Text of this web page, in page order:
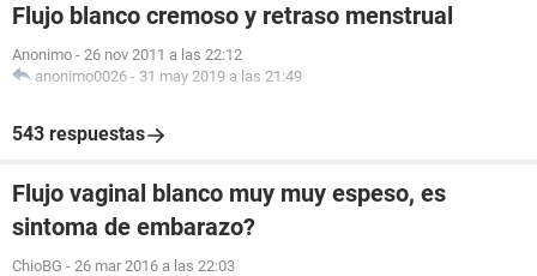
Flujo blanco cremoso y retraso menstrual
Anonimo - 26 nov 2011 a las 22:12
anonimo0026 - 31 may 2019 a las 21:49
543 respuestas
Flujo vaginal blanco muy muy espeso, es
sintoma de embarazo?
ChioBG - 26 mar 2016 a las 22:03